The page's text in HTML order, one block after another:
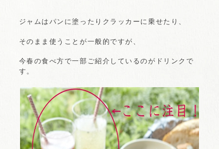
ジャムはパンに塗ったりクラッカーに乗せたり、
そのまま使うことが一般的ですが、
今春の食べ方で一部ご紹介しているのがドリンクで
す。